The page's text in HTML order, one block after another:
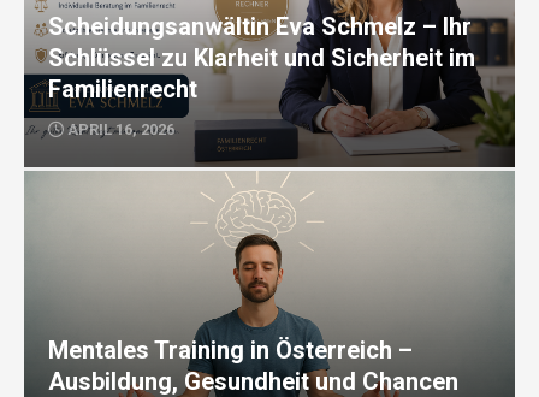
Scheidungsanwältin Eva Schmelz – Ihr
Schlüssel zu Klarheit und Sicherheit im
Familienrecht
APRIL 16, 2026
Mentales Training in Österreich –
Ausbildung, Gesundheit und Chancen